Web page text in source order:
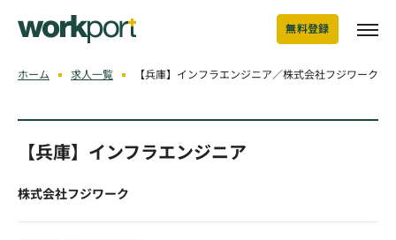
無料登録
ホーム 求人一覧 【兵庫】インフラエンジニア／株式会社フジワーク
【兵庫】インフラエンジニア
株式会社フジワーク